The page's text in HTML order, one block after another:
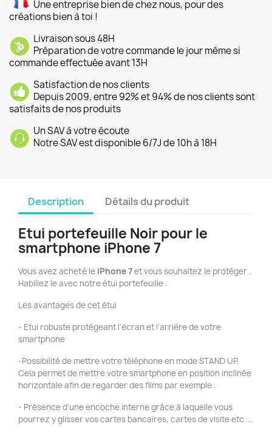
Une entreprise bien de chez nous, pour des
créations bien à toi !
Livraison sous 48H
Préparation de votre commande le jour même si
commande effectuée avant 13H
Satisfaction de nos clients
Depuis 2009, entre 92% et 94% de nos clients sont
satisfaits de nos produits
Un SAV à votre écoute
Notre SAV est disponible 6/7J de 10h à 18H
Description Détails du produit
Etui portefeuille Noir pour le
smartphone iPhone 7
Vous avez acheté le iPhone 7et vous souhaitez le protéger .
Habillez le avec notre étui portefeuille .
Les avantages de cet étui
- Etui robuste protégeant l'écran et l'arrière de votre
smartphone
-Possibilité de mettre votre téléphone en mode STAND UP.
Cela permet de mettre votre smartphone en position inclinée
horizontale afin de regarder des films par exemple .
- Présence d'une encoche interne grâce à laquelle vous
pourrez y glisser vos cartes bancaires, cartes de visite etc ....